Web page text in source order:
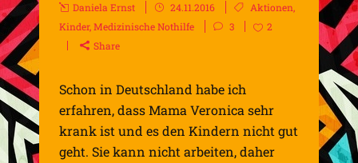
Daniela Ernst 24.11.2016 Aktionen,
Kinder,Medizinische Nothilfe 3
2
Share
Schon in Deutschland habe ich
erfahren, dass Mama Veronica sehr
krank ist und es den Kindern nicht gut
geht. Sie kann nicht arbeiten, daher